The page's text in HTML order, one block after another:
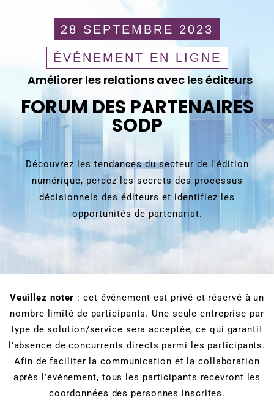
28 SEPTEMBRE 2023
ÉVÉNEMENT EN LIGNE
Améliorer les relations avec les éditeurs
FORUM DES PARTENAIRES
SODP
Découvrez les tendances du secteur de l'édition
numérique, percez les secrets des processus
décisionnels des éditeurs et identifiez les
opportunités de partenariat.
Veuillez noter : cet événement est privé et réservé à un
nombre limité de participants. Une seule entreprise par
type de solution/service sera acceptée, ce qui garantit
l’absence de concurrents directs parmi les participants.
Afin de faciliter la communication et la collaboration
après l’événement, tous les participants recevront les
coordonnées des personnes inscrites.